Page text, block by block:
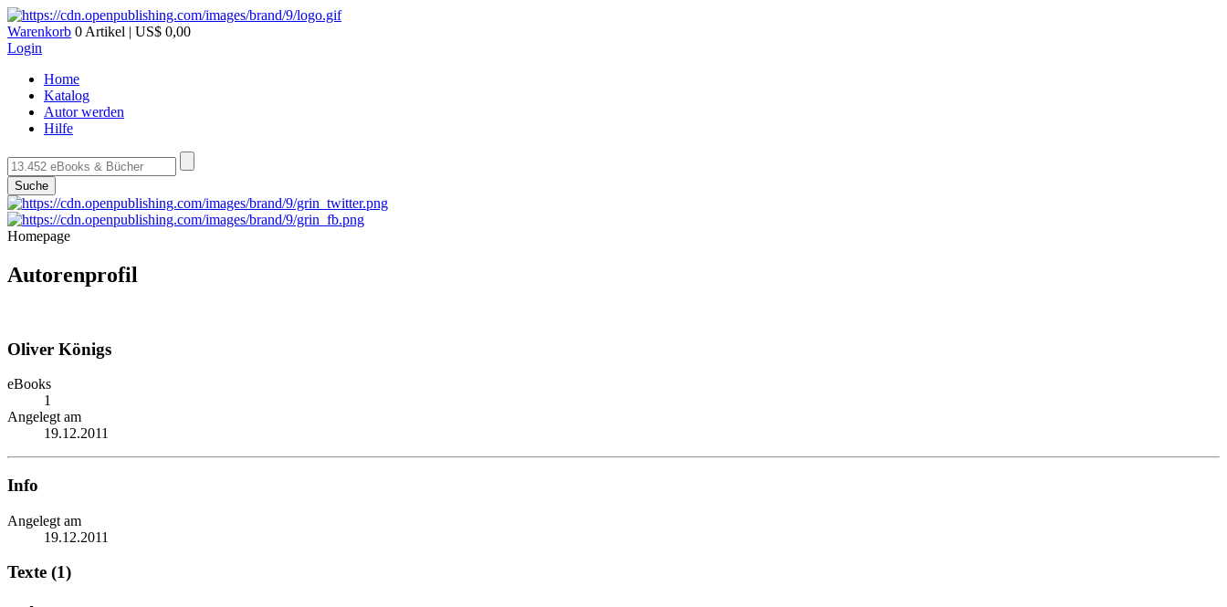
Warenkorb 0 Artikel | US$ 0,00
Login
Home
Katalog
Autor werden
Hilfe
Suche
Homepage
Autorenprofil
Oliver Königs
eBooks
1
Angelegt am
19.12.2011
Info
Angelegt am
19.12.2011
Texte (1)